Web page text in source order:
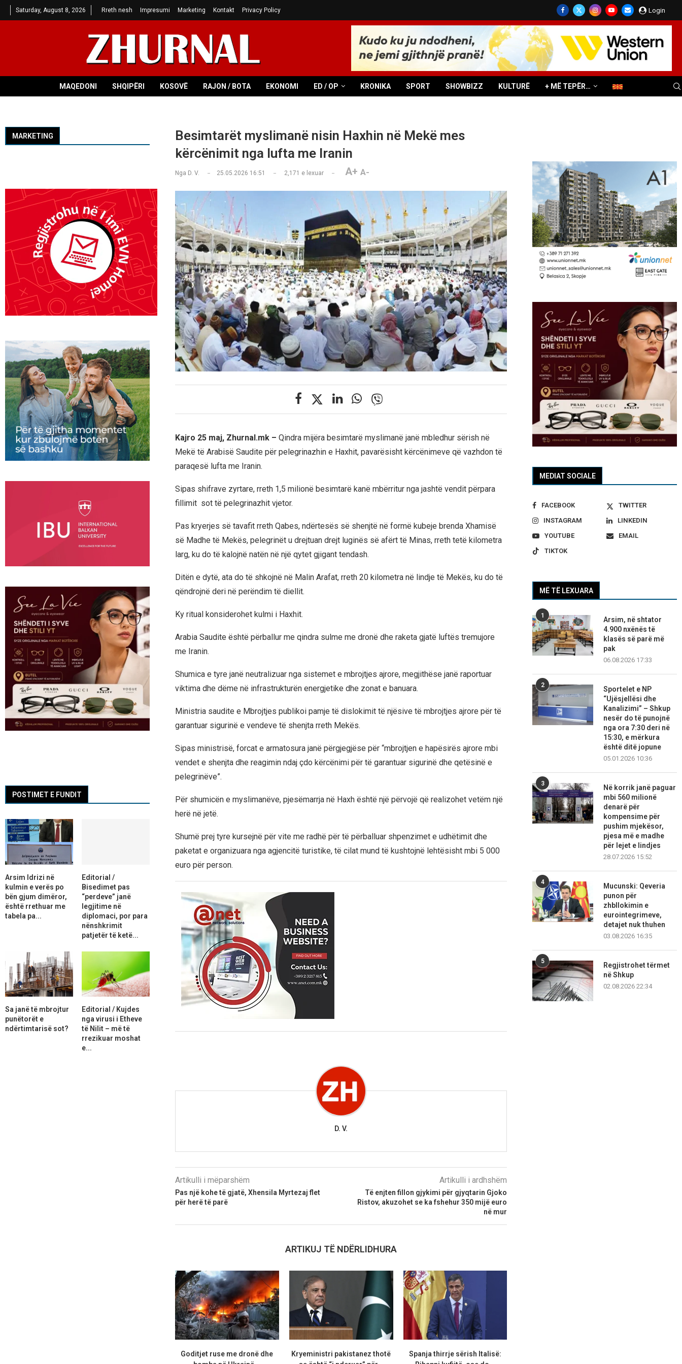
Saturday, August 8, 2026 Rreth nesh Impresumi Marketing Kontakt Privacy Policy Login
MAQEDONI SHQIPËRI KOSOVË RAJON / BOTA EKONOMI ED / OP KRONIKA SPORT SHOWBIZZ KULTURË + MË TEPËR…
Besimtarët myslimanë nisin Haxhin në Mekë mes
kërcënimit nga lufta me Iranin
Nga D. V. 25.05.2026 16:51 2,171 e lexuar A+ A-
Kajro 25 maj, Zhurnal.mk – Qindra mijëra besimtarë myslimanë janë mbledhur sërish në
Mekë të Arabisë Saudite për pelegrinazhin e Haxhit, pavarësisht kërcënimeve që vazhdon të
paraqesë lufta me Iranin.
Sipas shifrave zyrtare, rreth 1,5 milionë besimtarë kanë mbërritur nga jashtë vendit përpara
fillimit sot të pelegrinazhit vjetor.
Pas kryerjes së tavafit rreth Qabes, ndërtesës së shenjtë në formë kubeje brenda Xhamisë
së Madhe të Mekës, pelegrinët u drejtuan drejt luginës së afërt të Minas, rreth tetë kilometra
larg, ku do të kalojnë natën në një qytet gjigant tendash.
Ditën e dytë, ata do të shkojnë në Malin Arafat, rreth 20 kilometra në lindje të Mekës, ku do të
qëndrojnë deri në perëndim të diellit.
Ky ritual konsiderohet kulmi i Haxhit.
Arabia Saudite është përballur me qindra sulme me dronë dhe raketa gjatë luftës tremujore
me Iranin.
Shumica e tyre janë neutralizuar nga sistemet e mbrojtjes ajrore, megjithëse janë raportuar
viktima dhe dëme në infrastrukturën energjetike dhe zonat e banuara.
Ministria saudite e Mbrojtjes publikoi pamje të dislokimit të njësive të mbrojtjes ajrore për të
garantuar sigurinë e vendeve të shenjta rreth Mekës.
Sipas ministrisë, forcat e armatosura janë përgjegjëse për “mbrojtjen e hapësirës ajrore mbi
vendet e shenjta dhe reagimin ndaj çdo kërcënimi për të garantuar sigurinë dhe qetësinë e
pelegrinëve”.
Për shumicën e myslimanëve, pjesëmarrja në Haxh është një përvojë që realizohet vetëm një
herë në jetë.
Shumë prej tyre kursejnë për vite me radhë për të përballuar shpenzimet e udhëtimit dhe
paketat e organizuara nga agjencitë turistike, të cilat mund të kushtojnë lehtësisht mbi 5 000
euro për person.
D. V.
Artikulli i mëparshëm
Pas një kohe të gjatë, Xhensila Myrtezaj flet
për herë të parë
Artikulli i ardhshëm
Të enjten fillon gjykimi për gjyqtarin Gjoko
Ristov, akuzohet se ka fshehur 350 mijë euro
në mur
ARTIKUJ TË NDËRLIDHURA
Goditjet ruse me dronë dhe
Kryeministri pakistanez thotë
Spanja thirrje sërish Italisë:
MEDIAT SOCIALE
FACEBOOK
TWITTER
INSTAGRAM
LINKEDIN
YOUTUBE
EMAIL
TIKTOK
MË TË LEXUARA
1
Arsim, në shtator
4.900 nxënës të
klasës së parë më
pak
06.08.2026 17:33
2
Sportelet e NP
“Ujësjellësi dhe
Kanalizimi” – Shkup
nesër do të punojnë
nga ora 7:30 deri në
15:30, e mërkura
është ditë jopune
05.01.2026 10:36
3
Në korrik janë paguar
mbi 560 milionë
denarë për
kompensime për
pushim mjekësor,
pjesa më e madhe
për lejet e lindjes
28.07.2026 15:52
4
Mucunski: Qeveria
punon për
zhbllokimin e
eurointegrimeve,
detajet nuk thuhen
03.08.2026 16:35
5
Regjistrohet tërmet
në Shkup
02.08.2026 22:34
MARKETING
POSTIMET E FUNDIT
Arsim Idrizi në
kulmin e verës po
bën gjum dimëror,
është rrethuar me
tabela pa...
Editorial /
Bisedimet pas
“perdeve” janë
legjitime në
diplomaci, por para
nënshkrimit
patjetër të ketë...
Sa janë të mbrojtur
punëtorët e
ndërtimtarisë sot?
Editorial / Kujdes
nga virusi i Etheve
të Nilit – më të
rrezikuar moshat
e...